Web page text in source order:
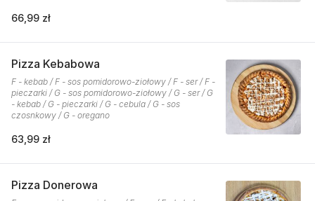
66,99 zł
Pizza Kebabowa
F - kebab / F - sos pomidorowo-ziołowy / F - ser / F -
pieczarki / G - sos pomidorowo-ziołowy / G - ser / G
- kebab / G - pieczarki / G - cebula / G - sos
czosnkowy / G - oregano
63,99 zł
Pizza Donerowa